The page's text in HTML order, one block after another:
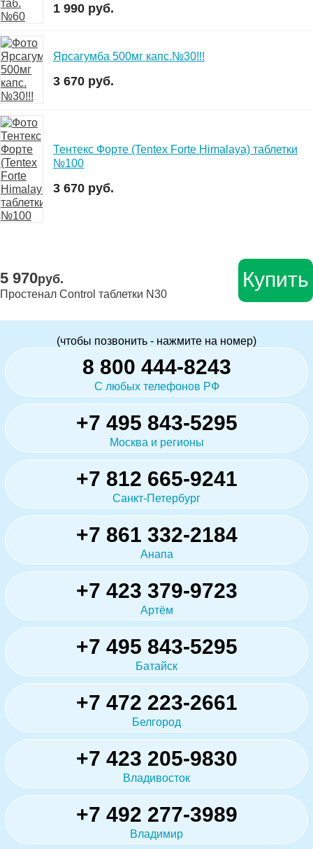
1 990 руб.
Ярсагумба 500мг капс.№30!!!
3 670 руб.
Тентекс Форте (Tentex Forte Himalaya) таблетки
№100
3 670 руб.
5 970руб.
Простенал Control таблетки N30
Купить
(чтобы позвонить - нажмите на номер)
8 800 444-8243
С любых телефонов РФ
+7 495 843-5295
Москва и регионы
+7 812 665-9241
Санкт-Петербург
+7 861 332-2184
Анапа
+7 423 379-9723
Артём
+7 495 843-5295
Батайск
+7 472 223-2661
Белгород
+7 423 205-9830
Владивосток
+7 492 277-3989
Владимир